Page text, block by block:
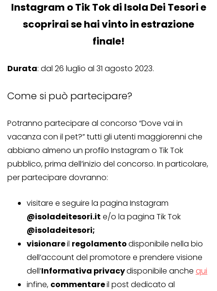
Instagram o Tik Tok di Isola Dei Tesori e
scoprirai se hai vinto in estrazione
finale!
Durata: dal 26 luglio al 31 agosto 2023.
Come si può partecipare?
Potranno partecipare al concorso “Dove vai in
vacanza con il pet?” tutti gli utenti maggiorenni che
abbiano almeno un profilo Instagram o Tik Tok
pubblico, prima dell’inizio del concorso. In particolare,
per partecipare dovranno:
visitare e seguire la pagina Instagram
@isoladeitesori.it e/o la pagina Tik Tok
@isoladeitesori;
visionareil regolamentodisponibile nella bio
dell’account del promotore e prendere visione
dell’Informativa privacydisponibile anche qui
infine, commentareil post dedicato al